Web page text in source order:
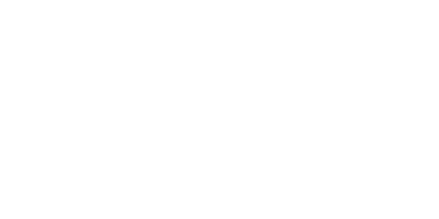
de Juanlu
del Granada CF
de 420 millones por el club
el ataque nervionense
de un inválido Consejo
antes del cierre
con el Genoa
campo sevillista